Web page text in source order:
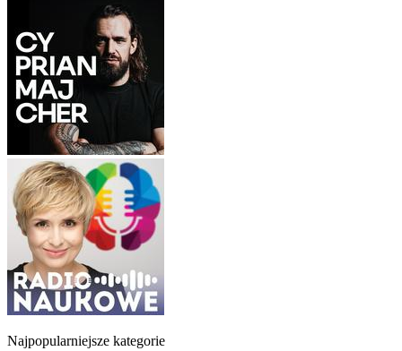
Najpopularniejsze kategorie